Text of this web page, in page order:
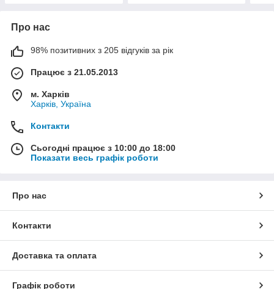
Про нас
98% позитивних з 205 відгуків за рік
Працює з 21.05.2013
м. Харків
Харків, Україна
Контакти
Сьогодні працює з 10:00 до 18:00
Показати весь графік роботи
Про нас
Контакти
Доставка та оплата
Графік роботи